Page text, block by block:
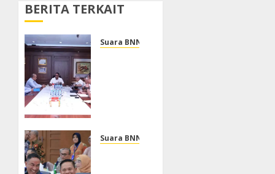
BERITA TERKAIT
Suara BNN
Sinergi
Suara BNN